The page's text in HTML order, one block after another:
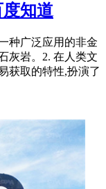
知道
种广泛应用的非金
灰岩。2. 在人类文
获取的特性,扮演了